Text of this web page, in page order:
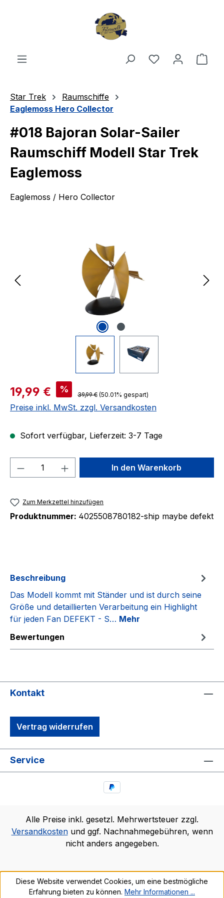
Du hast 0
Star Trek
Raumschiffe
Eaglemoss Hero Collector
#018 Bajoran Solar-Sailer
Raumschiff Modell Star Trek
Eaglemoss
Eaglemoss / Hero Collector
Verkaufspreis:
19,99 € % Regulärer Preis:
39,99 € (50.01% gespart)
Preise inkl. MwSt. zzgl. Versandkosten
Sofort verfügbar, Lieferzeit: 3-7 Tage
Produkt Anzahl: Gib denIn den Warenkorb
Zum Merkzettel hinzufügen
Produktnummer: 4025508780182-ship maybe defekt
Beschreibung
Das Modell kommt mit Ständer und ist durch seine
Größe und detaillierten Verarbeitung ein Highlight
für jeden Fan DEFEKT - S… Mehr
Bewertungen
Kontakt
Vertrag widerrufen
Service
Alle Preise inkl. gesetzl. Mehrwertsteuer zzgl.
Versandkostenund ggf. Nachnahmegebühren, wenn
nicht anders angegeben.
Diese Website verwendet Cookies, um eine bestmögliche
Erfahrung bieten zu können. Mehr Informationen ...